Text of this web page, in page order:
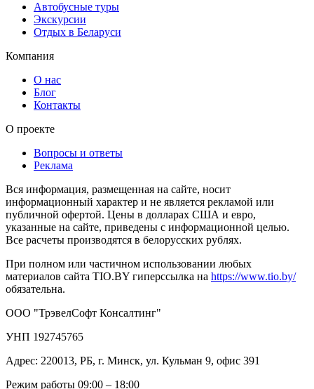
Автобусные туры
Экскурсии
Отдых в Беларуси
Компания
О нас
Блог
Контакты
О проекте
Вопросы и ответы
Реклама
Вся информация, размещенная на сайте, носит
информационный характер и не является рекламой или
публичной офертой. Цены в долларах США и евро,
указанные на сайте, приведены с информационной целью.
Все расчеты производятся в белорусских рублях.
При полном или частичном использовании любых
материалов сайта TIO.BY гиперссылка на https://www.tio.by/
обязательна.
ООО "ТрэвелСофт Консалтинг"
УНП 192745765
Адрес: 220013, РБ, г. Минск, ул. Кульман 9, офис 391
Режим работы 09:00 – 18:00